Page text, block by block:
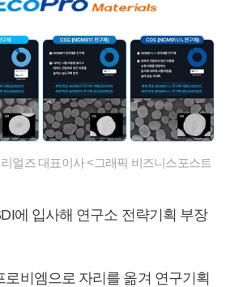
얼즈 대표이사 <그래픽 비즈니스포스트
에 입사해 연구소 전략기획 부장
로비엠으로 자리를 옮겨 연구기획